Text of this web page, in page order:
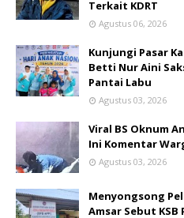
Terkait KDRT
Agustus 06, 2026
Kunjungi Pasar
Betti Nur Aini
Pantai Labu
Agustus 03, 2026
Viral BS Oknum
Ini Komentar
Agustus 03, 2026
Menyongsong
Amsar Sebut